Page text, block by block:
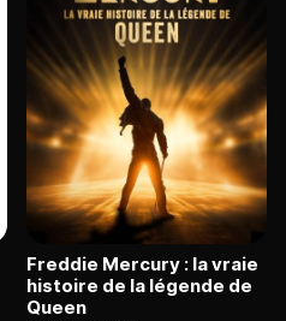
Freddie Mercury : la vraie
histoire de la légende de
Queen